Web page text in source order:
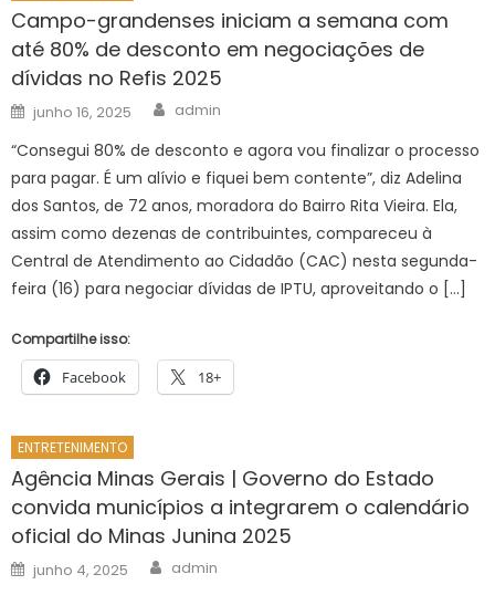
Campo-grandenses iniciam a semana com
até 80% de desconto em negociações de
dívidas no Refis 2025
Posted
on
junho 16, 2025 Author
admin
“Consegui 80% de desconto e agora vou finalizar o processo
para pagar. É um alívio e fiquei bem contente”, diz Adelina
dos Santos, de 72 anos, moradora do Bairro Rita Vieira. Ela,
assim como dezenas de contribuintes, compareceu à
Central de Atendimento ao Cidadão (CAC) nesta segunda-
feira (16) para negociar dívidas de IPTU, aproveitando o […]
Compartilhe isso:
Facebook 18+
ENTRETENIMENTO
Agência Minas Gerais | Governo do Estado
convida municípios a integrarem o calendário
oficial do Minas Junina 2025
Posted
on
junho 4, 2025 Author
admin